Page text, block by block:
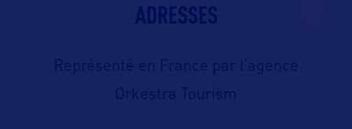
ADRESSES
Représenté en France par l’agence